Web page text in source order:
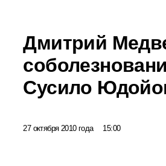
Дмитрий
Сусило
27 октября 2010 года 15:00